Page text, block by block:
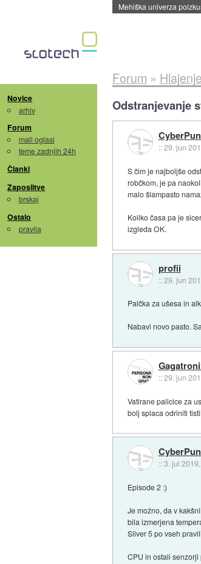
Evropska vesoljska
Novice
arhiv
Forum
mali oglasi
teme zadnjih 24h
Članki
Zaposlitve
brskaj
Ostalo
pravila
Forum »
Odstranjevanje
::29. jun
S čim je najboljše
robčkom, je pa
malo šlampasto
Koliko časa pa je
izgleda OK.
profii
::29. jun
Palčka za ušesa in
Nabavi novo pasto.
::29. jun
Vatirane palicice za
bolj splaca odriniti
::3. jul
Episode 2 :)
Je možno, da v
bila izmerjena
Silver 5 po vseh
CPU in ostali